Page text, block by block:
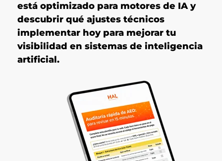
está optimizado para motores de IA y
descubrir qué ajustes técnicos
implementar hoy para mejorar tu
visibilidad en sistemas de inteligencia
artificial.